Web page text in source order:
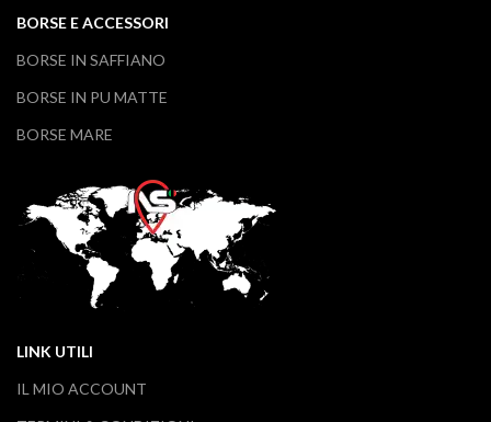
BORSE E ACCESSORI
BORSE IN SAFFIANO
BORSE IN PU MATTE
BORSE MARE
LINK UTILI
IL MIO ACCOUNT